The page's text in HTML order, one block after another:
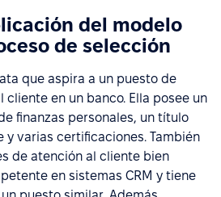
del modelo
de selección
que aspira a un puesto de
cliente en un banco. Ella posee un
finanzas personales, un título
y varias certificaciones. También
de atención al cliente bien
en sistemas CRM y tiene